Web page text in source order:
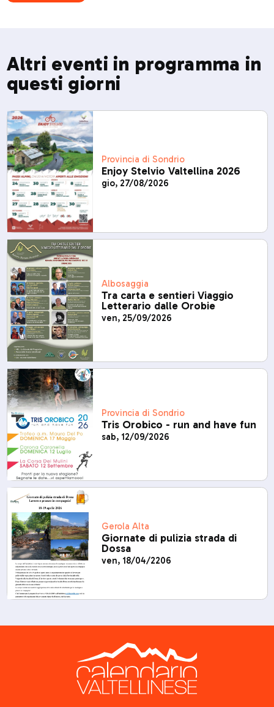
Altri eventi in programma in
questi giorni
Provincia di Sondrio
Enjoy Stelvio Valtellina 2026
gio, 27/08/2026
Albosaggia
Tra carta e sentieri Viaggio
Letterario dalle Orobie
ven, 25/09/2026
Provincia di Sondrio
Tris Orobico - run and have fun
sab, 12/09/2026
Gerola Alta
Giornate di pulizia strada di
Dossa
ven, 18/04/2206